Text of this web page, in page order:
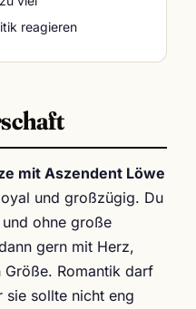
reagieren
mit Aszendent Löwe
und großzügig. Du
ohne große
gern mit Herz,
Größe. Romantik darf
sie sollte nicht eng